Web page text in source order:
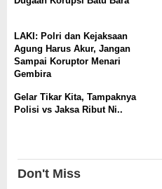
LAKI: Polri dan Kejaksaan
Agung Harus Akur, Jangan
Sampai Koruptor Menari
Gembira
Gelar Tikar Kita, Tampaknya
Polisi vs Jaksa Ribut Ni..
Don't Miss